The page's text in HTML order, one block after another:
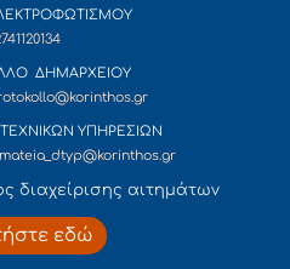
ΔΗΜΑΡΧΕΙΟΥ
ΥΠΗΡΕΣΙΩΝ
διαχείρισης αιτημάτων
εδώ